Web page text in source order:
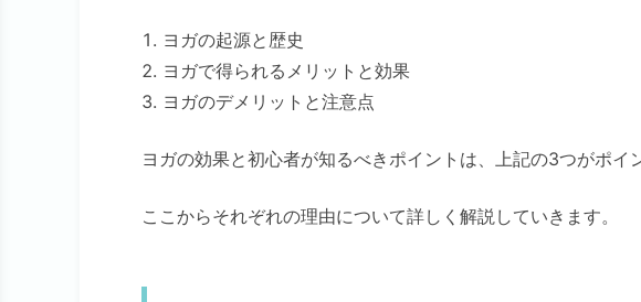
ヨガの起源と歴史
ヨガで得られるメリットと効果
ヨガのデメリットと注意点
ヨガの効果と初心者が知るべきポイントは、上記の3つがポイ
ここからそれぞれの理由について詳しく解説していきます。